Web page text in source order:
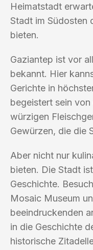
Heimatstadt
Stadt im Südosten
bieten.
Gaziantep ist vor
bekannt. Hier
Gerichte in
begeistert sein
würzigen
Gewürzen, die die
Aber nicht nur
bieten. Die Stadt
Geschichte.
Mosaic Museum
beeindruckenden
in die Geschichte
historische